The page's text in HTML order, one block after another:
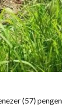
(57)